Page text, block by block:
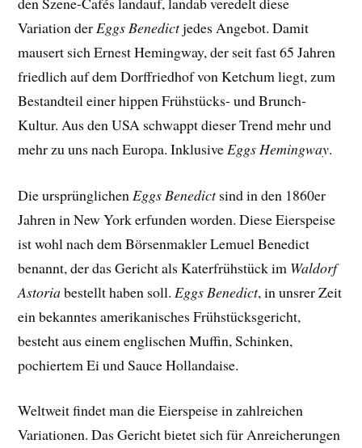
Variation derEggs Benedictjedes Angebot. Damit
mausert sich Ernest Hemingway, der seit fast 65 Jahren
friedlich auf dem Dorffriedhof von Ketchum liegt, zum
Bestandteil einer hippen Frühstücks- und Brunch-
Kultur. Aus den USA schwappt dieser Trend mehr und
mehr zu uns nach Europa. InklusiveEggs Hemingway.
Die ursprünglichen Eggs Benedictsind in den 1860er
Jahren in New York erfunden worden. Diese Eierspeise
ist wohl nach dem Börsenmakler Lemuel Benedict
benannt, der das Gericht als Katerfrühstück im Waldorf
Astoriabestellt haben soll. Eggs Benedict, in unsrer Zeit
ein bekanntes amerikanisches Frühstücksgericht,
besteht aus einem englischen Muffin, Schinken,
pochiertem Ei und Sauce Hollandaise.
Weltweit findet man die Eierspeise in zahlreichen
Variationen. Das Gericht bietet sich für Anreicherungen